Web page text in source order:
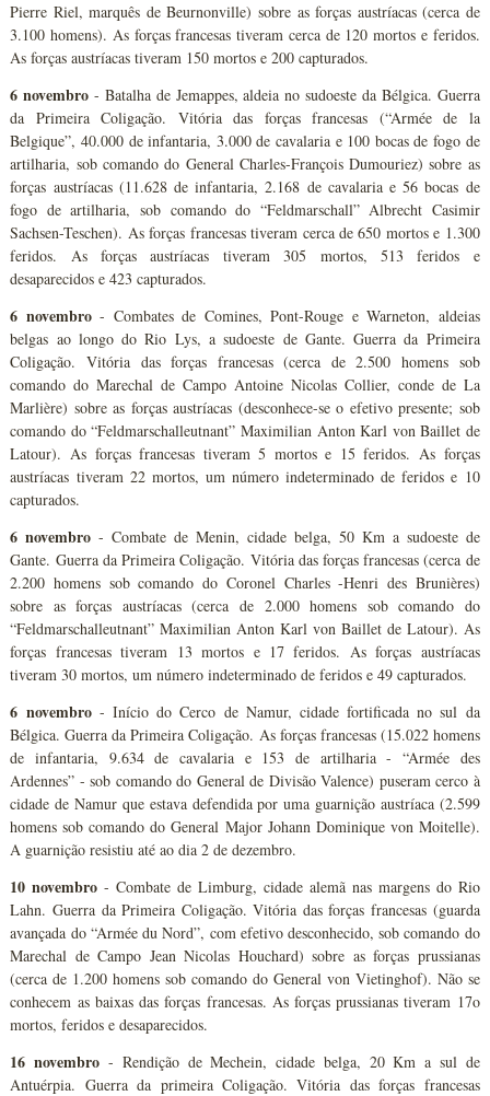
Pierre Riel, marquês de Beurnonville) sobre as forças austríacas (cerca de
3.100 homens). As forças francesas tiveram cerca de 120 mortos e feridos.
As forças austríacas tiveram 150 mortos e 200 capturados.
6 novembro - Batalha de Jemappes, aldeia no sudoeste da Bélgica. Guerra
da Primeira Coligação. Vitória das forças francesas (“Armée de la
Belgique”, 40.000 de infantaria, 3.000 de cavalaria e 100 bocas de fogo de
artilharia, sob comando do General Charles-François Dumouriez) sobre as
forças austríacas (11.628 de infantaria, 2.168 de cavalaria e 56 bocas de
fogo de artilharia, sob comando do “Feldmarschall” Albrecht Casimir
Sachsen-Teschen). As forças francesas tiveram cerca de 650 mortos e 1.300
feridos. As forças austríacas tiveram 305 mortos, 513 feridos e
desaparecidos e 423 capturados.
6 novembro- Combates de Comines, Pont-Rouge e Warneton, aldeias
belgas ao longo do Rio Lys, a sudoeste de Gante. Guerra da Primeira
Coligação. Vitória das forças francesas (cerca de 2.500 homens sob
comando do Marechal de Campo Antoine Nicolas Collier, conde de La
Marlière) sobre as forças austríacas (desconhece-se o efetivo presente; sob
comando do “Feldmarschalleutnant” Maximilian Anton Karl von Baillet de
Latour). As forças francesas tiveram 5 mortos e 15 feridos. As forças
austríacas tiveram 22 mortos, um número indeterminado de feridos e 10
capturados.
6 novembro - Combate de Menin, cidade belga, 50 Km a sudoeste de
Gante. Guerra da Primeira Coligação. Vitória das forças francesas (cerca de
2.200 homens sob comando do Coronel Charles -Henri des Brunières)
sobre as forças austríacas (cerca de 2.000 homens sob comando do
“Feldmarschalleutnant” Maximilian Anton Karl von Baillet de Latour). As
forças francesas tiveram 13 mortos e 17 feridos. As forças austríacas
tiveram 30 mortos, um número indeterminado de feridos e 49 capturados.
6 novembro- Início do Cerco de Namur, cidade fortificada no sul da
Bélgica. Guerra da Primeira Coligação. As forças francesas (15.022 homens
de infantaria, 9.634 de cavalaria e 153 de artilharia - “Armée des
Ardennes” - sob comando do General de Divisão Valence) puseram cerco à
cidade de Namur que estava defendida por uma guarnição austríaca (2.599
homens sob comando do General Major Johann Dominique von Moitelle).
A guarnição resistiu até ao dia 2 de dezembro.
10 novembro - Combate de Limburg, cidade alemã nas margens do Rio
Lahn. Guerra da Primeira Coligação. Vitória das forças francesas (guarda
avançada do “Armée du Nord”, com efetivo desconhecido, sob comando do
Marechal de Campo Jean Nicolas Houchard) sobre as forças prussianas
(cerca de 1.200 homens sob comando do General von Vietinghof). Não se
conhecem as baixas das forças francesas. As forças prussianas tiveram 17o
mortos, feridos e desaparecidos.
16 novembro - Rendição de Mechein, cidade belga, 20 Km a sul de
Antuérpia. Guerra da primeira Coligação. Vitória das forças francesas